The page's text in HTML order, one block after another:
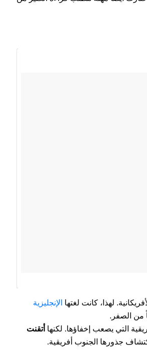
لهذا، كانت لغتها الإنجليزية
من الصفر.
التي يصعب إخفاؤها. لكنها أتقنت
جذورها الجنوب أفريقية.